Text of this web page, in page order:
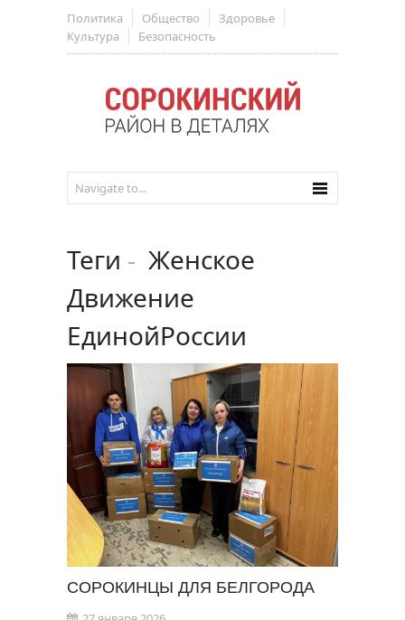
Политика Общество
Здоровье
Культура
Безопасность
Теги - Женское
Движение
ЕдинойРоссии
СОРОКИНЦЫ ДЛЯ БЕЛГОРОДА